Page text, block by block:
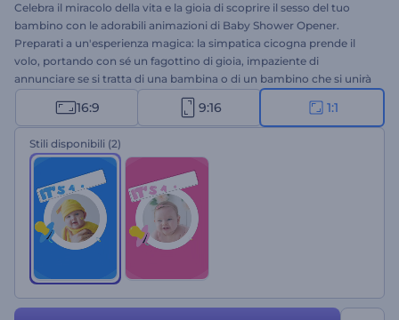
Celebra il miracolo della vita e la gioia di scoprire il sesso del tuo
bambino con le adorabili animazioni di Baby Shower Opener.
Preparati a un'esperienza magica: la simpatica cicogna prende il
volo, portando con sé un fagottino di gioia, impaziente di
annunciare se si tratta di una bambina o di un bambino che si unirà
alla tua famiglia. Personalizza le scene con dettagli personali, come
la data presunta del parto o i nomi dei genitori, per creare
un'animazione di apertura per il baby shower davvero unica in
pochi minuti. Perfetto per futuri genitori, organizzatori di eventi,
organizzatori di feste di rivelazione del sesso, ecc. Provalo subito!
16:9 9:16 1:1
Stili disponibili (2)